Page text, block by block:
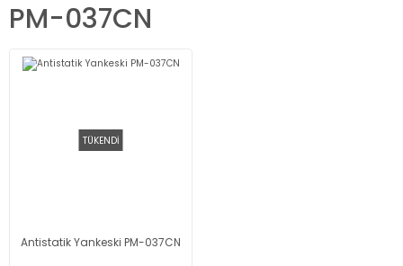
PM-037CN
TÜKENDİ
Antistatik Yankeski PM-037CN